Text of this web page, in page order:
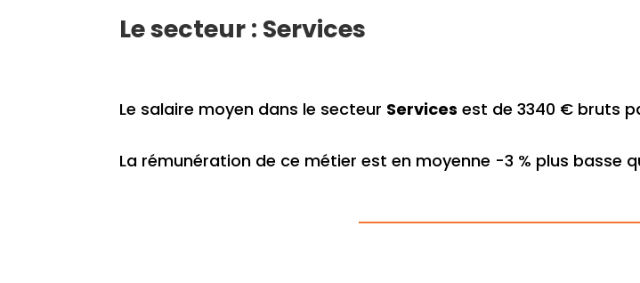
Le secteur : Services
Le salaire moyen dans le secteur Services est de 3340 € bruts
La rémunération de ce métier est en moyenne -3 % plus basse